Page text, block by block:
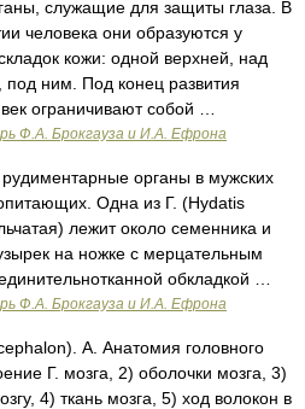
служащие для защиты глаза. В
человека они образуются у
кожи: одной верхней, над
под ним. Под конец развития
ограничивают собой …
Ф.А. Брокгауза и И.А. Ефрона
органы в мужских
Одна из Г. (Hydatis
лежит около семенника и
на ножке с мерцательным
обкладкой …
Ф.А. Брокгауза и И.А. Ефрона
А. Анатомия головного
Г. мозга, 2) оболочки мозга, 3)
4) ткань мозга, 5) ход волокон в